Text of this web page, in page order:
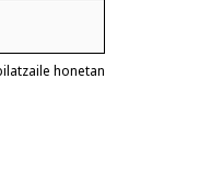
honetan